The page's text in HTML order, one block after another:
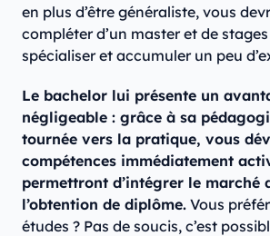
en plus d’être généraliste, vous
compléter d’un master et de
spécialiser et accumuler un peu
Le bachelor lui présente un
négligeable : grâce à sa
tournée vers la pratique, vous
compétences immédiatement
permettront d’intégrer le marché
l’obtention de diplôme. Vous
études ? Pas de soucis, c’est